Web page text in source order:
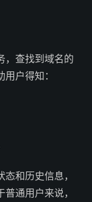
，查找到域名的
户得知：
和历史信息，
通用户来说，